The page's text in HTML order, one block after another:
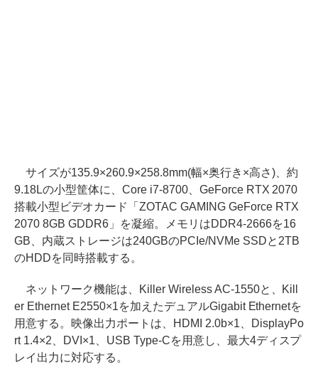
サイズが135.9×260.9×258.8mm(幅×奥行き×高さ)、約
9.18Lの小型筐体に、Core i7-8700、GeForce RTX 2070
搭載小型ビデオカード「ZOTAC GAMING GeForce RTX
2070 8GB GDDR6」を凝縮。メモリはDDR4-2666を16
GB、内蔵ストレージは240GBのPCIe/NVMe SSDと2TB
のHDDを同時搭載する。
ネットワーク機能は、Killer Wireless AC-1550と、Kill
er Ethernet E2550×1を加えたデュアルGigabit Ethernetを
用意する。映像出力ポートは、HDMI 2.0b×1、DisplayPo
rt 1.4×2、DVI×1、USB Type-Cを用意し、最大4ディスプ
レイ出力に対応する。